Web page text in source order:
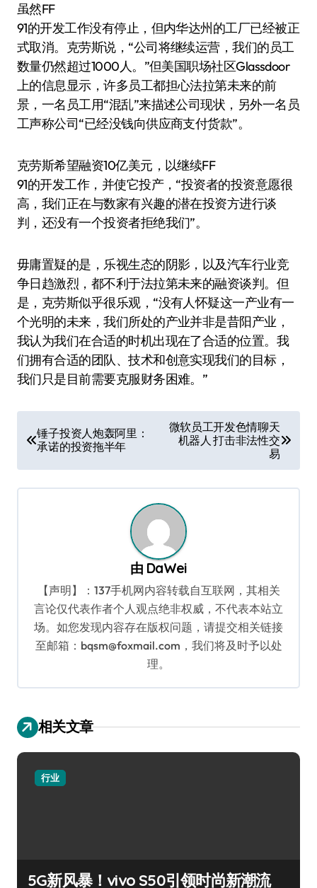
虽然FF
91的开发工作没有停止，但内华达州的工厂已经被正
式取消。克劳斯说，“公司将继续运营，我们的员工
数量仍然超过1000人。”但美国职场社区Glassdoor
上的信息显示，许多员工都担心法拉第未来的前
景，一名员工用“混乱”来描述公司现状，另外一名员
工声称公司“已经没钱向供应商支付货款”。
克劳斯希望融资10亿美元，以继续FF
91的开发工作，并使它投产，“投资者的投资意愿很
高，我们正在与数家有兴趣的潜在投资方进行谈
判，还没有一个投资者拒绝我们”。
毋庸置疑的是，乐视生态的阴影，以及汽车行业竞
争日趋激烈，都不利于法拉第未来的融资谈判。但
是，克劳斯似乎很乐观，“没有人怀疑这一产业有一
个光明的未来，我们所处的产业并非是昔阳产业，
我认为我们在合适的时机出现在了合适的位置。我
们拥有合适的团队、技术和创意实现我们的目标，
我们只是目前需要克服财务困难。”
章
导
航
锤子投资人炮轰阿里：
承诺的投资拖半年
微软员工开发色情聊天
机器人 打击非法性交
易
由 DaWei
【声明】：137手机网内容转载自互联网，其相关
言论仅代表作者个人观点绝非权威，不代表本站立
场。如您发现内容存在版权问题，请提交相关链接
至邮箱：bqsm@foxmail.com，我们将及时予以处
理。
相关文章
行业
5G新风暴！vivo S50引领时尚新潮流